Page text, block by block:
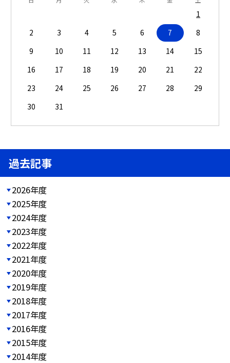
1
2
3 4 5 6 7
8
9
10 11 12 13 14
15
16
17 18 19 20 21
22
23
24 25 26 27 28
29
30
31
過去記事
2026年度
2025年度
2024年度
2023年度
2022年度
2021年度
2020年度
2019年度
2018年度
2017年度
2016年度
2015年度
2014年度